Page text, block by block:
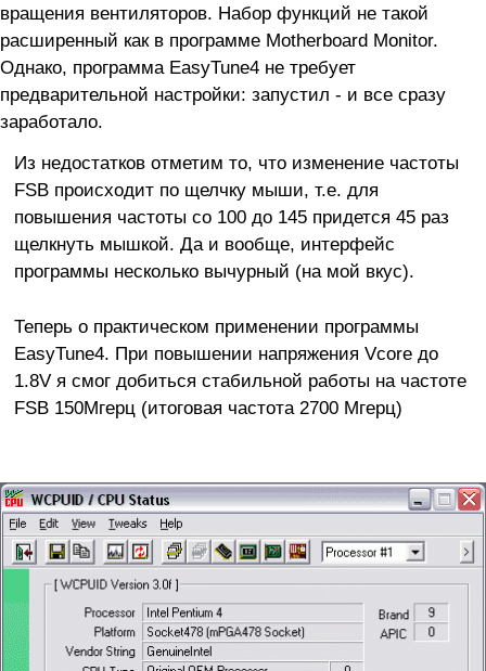
вращения вентиляторов. Набор функций не такой
расширенный как в программе Motherboard Monitor.
Однако, программа EasyTune4 не требует
предварительной настройки: запустил - и все сразу
заработало.
Из недостатков отметим то, что изменение частоты
FSB происходит по щелчку мыши, т.е. для
повышения частоты со 100 до 145 придется 45 раз
щелкнуть мышкой. Да и вообще, интерфейс
программы несколько вычурный (на мой вкус).
Теперь о практическом применении программы
EasyTune4. При повышении напряжения Vcore до
1.8V я смог добиться стабильной работы на частоте
FSB 150Мгерц (итоговая частота 2700 Мгерц)